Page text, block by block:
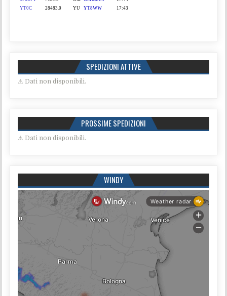
SPEDIZIONI ATTIVE
⚠ Dati non disponibili.
PROSSIME SPEDIZIONI
⚠ Dati non disponibili.
WINDY